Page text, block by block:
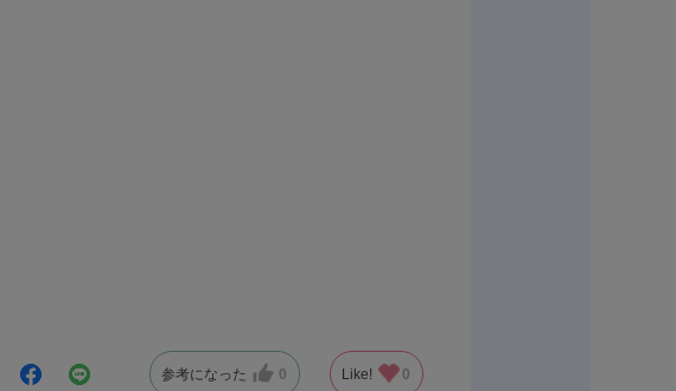
参考になった 0 Like! 0